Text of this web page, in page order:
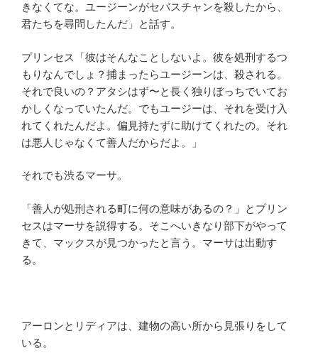
きなくてな。ユージーンがセバスチャンを殺したから、
君たちを尋問したんだ」と話す。
プリンセス「彼はそんなことしないよ。彼を処刑するつ
もりなんでしょ？捕まったらユージーンは、殺される。
それで良いの？アタシはず〜と長く独りぼっちでいてお
かしくなっていたんだ。でもユージーは、それを受け入
れてくれたんだよ。偏見持たずに助けてくれたの。それ
は悪人じゃなくて善人だからだよ。」
それでも渋るマーサ。
「善人が処刑される町に何の意味があるの？」とプリン
セスはマーサを説得する。そこへいきなり部下がやって
きて、マックスが見つかったと言う。マーサは出動す
る。
アーロンとリディアは、建物の高い所から見張りをして
いる。